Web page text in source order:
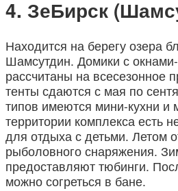
ЗеБирск
Находится на берегу озера
Шамсутдин. Домики с
рассчитаны на всесезонное
тенты сдаются с мая по
типов имеются мини-кухни и
территории комплекса есть
для отдыха с детьми. Летом
рыболовного снаряжения.
предоставляют тюбинги.
можно согреться в бане.